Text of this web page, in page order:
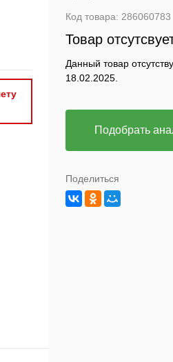
Код товара: 286060783
Товар
Данный товар
18.02.2025.
Подобрать
Поделиться